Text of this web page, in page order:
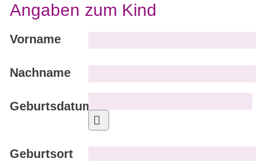
Angaben zum Kind
Vorname
Nachname
Geburtsdatum
Geburtsort